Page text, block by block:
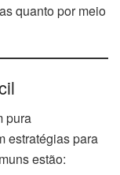
quanto por meio
pura
estratégias para
estão: